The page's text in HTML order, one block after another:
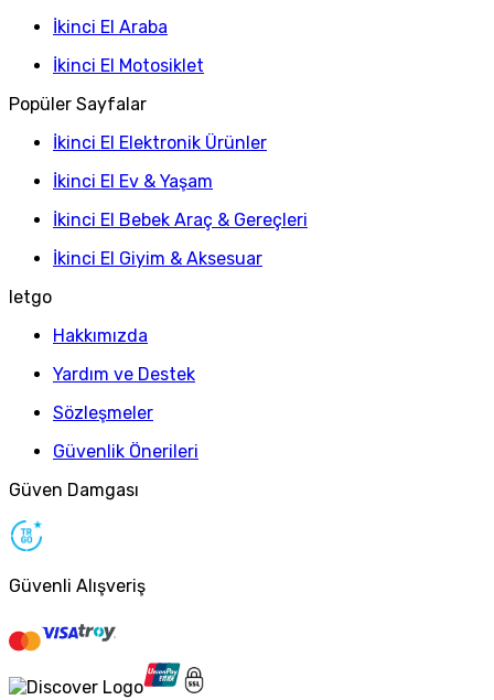
İkinci El Araba
İkinci El Motosiklet
Popüler Sayfalar
İkinci El Elektronik Ürünler
İkinci El Ev & Yaşam
İkinci El Bebek Araç & Gereçleri
İkinci El Giyim & Aksesuar
letgo
Hakkımızda
Yardım ve Destek
Sözleşmeler
Güvenlik Önerileri
Güven Damgası
Güvenli Alışveriş